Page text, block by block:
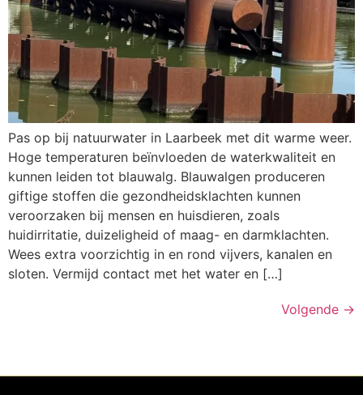
Pas op bij natuurwater in Laarbeek met dit warme weer.
Hoge temperaturen beïnvloeden de waterkwaliteit en
kunnen leiden tot blauwalg. Blauwalgen produceren
giftige stoffen die gezondheidsklachten kunnen
veroorzaken bij mensen en huisdieren, zoals
huidirritatie, duizeligheid of maag- en darmklachten.
Wees extra voorzichtig in en rond vijvers, kanalen en
sloten. Vermijd contact met het water en […]
Volgende →